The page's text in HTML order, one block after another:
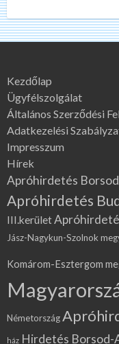
Kezdőlap
Ügyfélszolgálat
Általános Szerződési
Adatkezelési
Impresszum
Hírek
Apróhirdetés
Apróhirdetés
III.kerület
Jász-Nagykun-Szolnok
Komárom-Esztergom
Németország
ház Hirdetés Borsod-